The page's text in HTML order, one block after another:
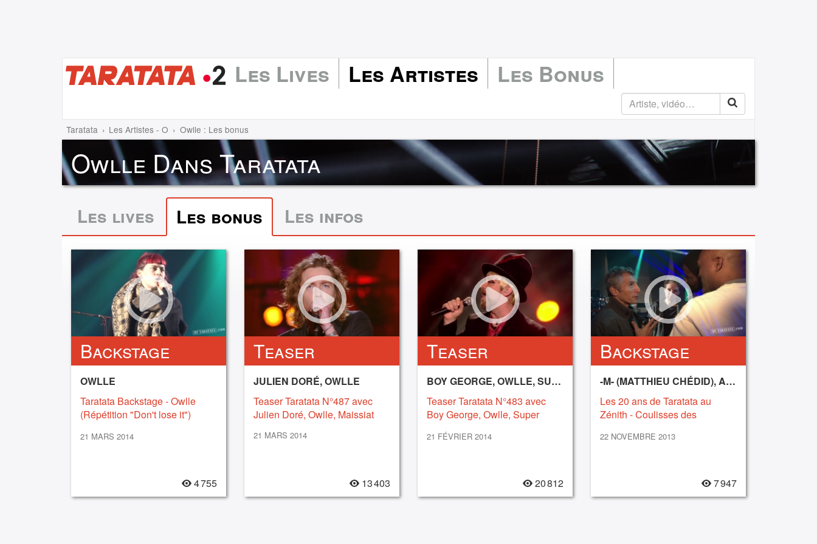
Les Lives Les Artistes Les Bonus
Taratata Les Artistes - O Owlle : Les bonus
Owlle Dans Taratata
Les lives Les bonus Les infos
Backstage
OWLLE
Taratata Backstage - Owlle
(Répétition "Don't lose it")
21 MARS 2014
4 755
Teaser
JULIEN DORÉ, OWLLE
Teaser Taratata N°487 avec
Julien Doré, Owlle, Maissiat
21 MARS 2014
13 403
Teaser
BOY GEORGE, OWLLE, SUPER SOCIAL JEEZ
Teaser Taratata N°483 avec
Boy George, Owlle, Super
21 FÉVRIER 2014
20 812
Backstage
-M- (MATTHIEU CHÉDID), ARCHIMÈDE, BÉNABAR, FÉFÉ, GAËTAN ROUSSEL, LOUIS BERTIGNAC, OWLLE, PUGGY, SAULE, YOUSSOUPHA
Les 20 ans de Taratata au
Zénith - Coulisses des
22 NOVEMBRE 2013
7 947